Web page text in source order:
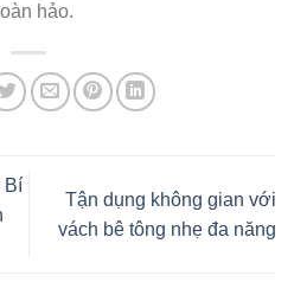
hảo.
Bí
Tận dụng không gian với
vách bê tông nhẹ đa năng